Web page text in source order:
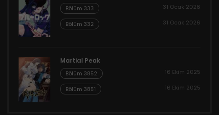
Bölüm 333 31 Ocak 2026
Bölüm 332 31 Ocak 2026
Martial Peak
Bölüm 3852 16 Ekim 2025
Bölüm 3851 16 Ekim 2025